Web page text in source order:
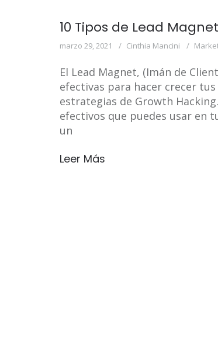
10 Tipos de Lead
marzo 29, 2021 Cinthia Mancini
El Lead Magnet, (Imán de
efectivas para hacer crecer
estrategias de Growth
efectivos que puedes usar en
un
Leer Más